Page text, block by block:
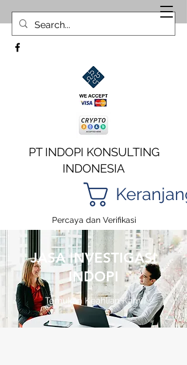
PT INDOPI KONSULTING
INDONESIA
Keranjang
Percaya dan Verifikasi
JASA INVESTIGASI
INDOPI
Temukan Keahlian Kami